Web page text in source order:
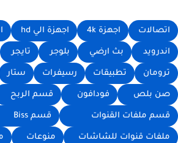
اتصالات اجهزة 4k اجهزة الي hd
اندرويد بث ارضي بلوجر تايجر
ترومان تطبيقات رسيفرات ستار
صن بلص فودافون قسم الربح
قسم ملفات القنوات قسم Biss
ملفات قنوات للشاشات منوعات